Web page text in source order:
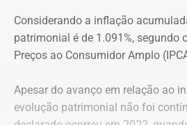
mil, uma chácara de R$ 400 mil,
somavam R$ 647,3 mil e
empresas do ramo de alimentação.
Em 2024, quando foi eleito
Iguaçu, Elton Cristo declarou R$
Considerando a inflação
patrimonial é de 1.091%, segundo
Preços ao Consumidor Amplo
Apesar do avanço em relação ao
evolução patrimonial não foi